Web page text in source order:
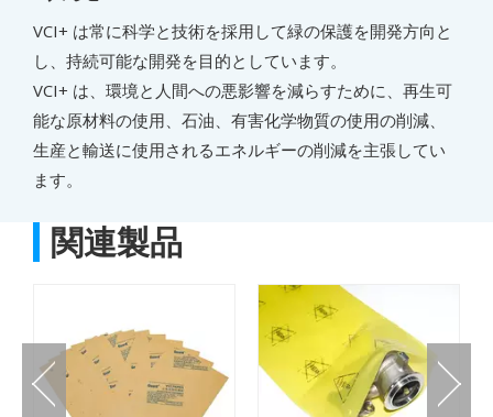
VCI+ は常に科学と技術を採用して緑の保護を開発方向と
し、持続可能な開発を目的としています。
VCI+ は、環境と人間への悪影響を減らすために、再生可
能な原材料の使用、石油、有害化学物質の使用の削減、
生産と輸送に使用されるエネルギーの削減を主張してい
ます。
関連製品